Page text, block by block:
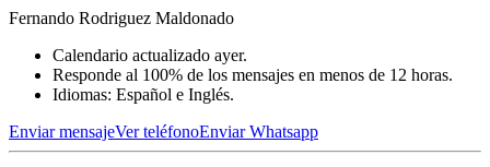
Fernando Rodriguez Maldonado
Calendario actualizado ayer.
Responde al 100% de los mensajes en menos de 12 horas.
Idiomas: Español e Inglés.
Enviar mensajeVer teléfonoEnviar Whatsapp